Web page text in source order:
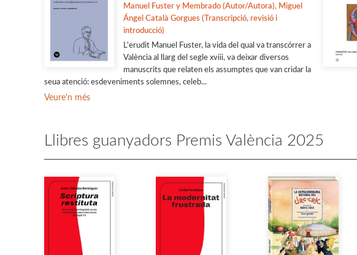
Manuel Fuster y Membrado (Autor/Autora), Miguel
Ángel Català Gorgues (Transcripció, revisió i
introducció)
L'erudit Manuel Fuster, la vida del qual va transcórrer a
València al llarg del segle xviii, va deixar diversos
manuscrits que relaten els assumptes que van cridar la
seua atenció: esdeveniments solemnes, celeb...
Veure'n més
Llibres guanyadors Premis València 2025